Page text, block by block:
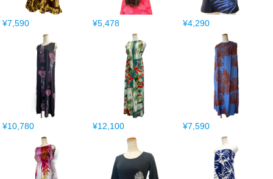
¥7,590 ¥5,478 ¥4,290
¥10,780 ¥12,100 ¥7,590